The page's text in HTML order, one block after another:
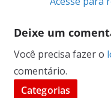
Deixe um
Você precisa fazer o
comentário.
Categorias